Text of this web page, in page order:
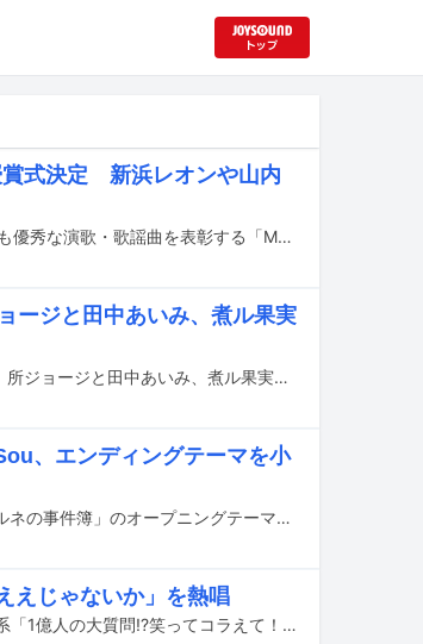
賞式決定 新浜レオンや山内
国内最大規模の国際音楽賞「MUSIC AWARDS JAPAN 2026」で最も優秀な演歌・歌謡曲を表彰する「MUSIC AWARDS JAPAN 2026 演歌・歌謡曲LIVE（最優秀演歌・歌謡曲 楽曲賞 授賞式）」が6月11日に東京・Zepp DiverCity（TOKYO）で開催されることが決定した。
ージと田中あいみ、煮ル果実
NHK「みんなのうた」の4～5月の放送曲を、ポルノグラフィティ、所ジョージと田中あいみ、煮ル果実の3組が担当する。
、エンディングテーマを小
2026年1月6日より日本テレビほかで放送されるテレビアニメ「アルネの事件簿」のオープニングテーマをSou、エンディングテーマを小林私が担当することが発表された。
えじゃないか」を熱唱
小瀧望（WEST.）が本日9月20日19:56より放送される日本テレビ系「1億人の大質問!?笑ってコラえて！」のロケ企画「ハシゴの旅」に出演する。